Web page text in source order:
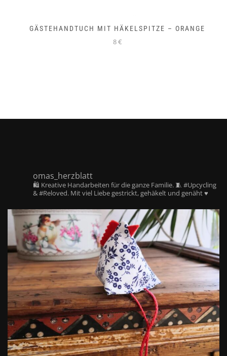
GÄSTEHANDTUCH MIT HÄKELSPITZE – ORANGE
8 €
omas_herzblatt
🛍️ Kreative Handarbeiten für die ganze Familie. 🧵 #Upcycling
& #Reloved. Mit viel Liebe gestrickt, gehäkelt und genäht ♥